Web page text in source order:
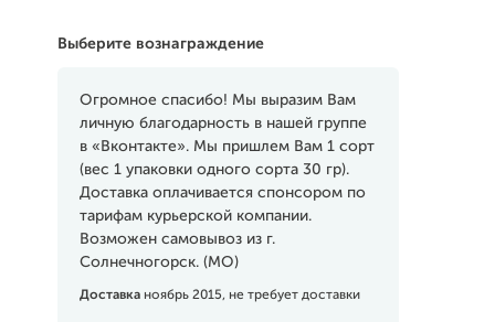
Выберите вознаграждение
Огромное спасибо! Мы выразим Вам
личную благодарность в нашей группе
в «Вконтакте». Мы пришлем Вам 1 сорт
(вес 1 упаковки одного сорта 30 гр).
Доставка оплачивается спонсором по
тарифам курьерской компании.
Возможен самовывоз из г.
Солнечногорск. (МО)
Доставка ноябрь 2015, не требует доставки